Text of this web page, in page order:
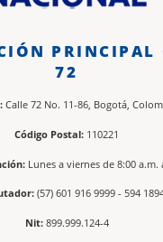
PRINCIPAL
72
Calle 72 No. 11-86, Bogotá,
Código Postal: 110221
Lunes a viernes de 8:00 a.m.
(57) 601 916 9999 - 594
Nit:899.999.124-4